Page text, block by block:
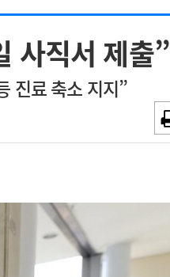
~2026-08-15
~2026-08-31
채용시까지
사직서 제출”
진료 축소 지지”